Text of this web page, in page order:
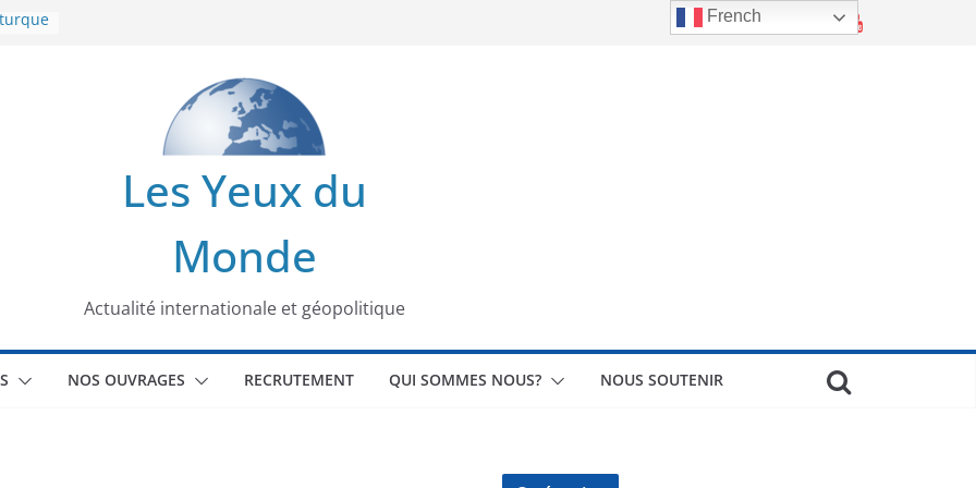
Les Yeux du
Monde
Actualité internationale et géopolitique
NOS OUVRAGES RECRUTEMENT QUI SOMMES NOUS? NOUS SOUTENIR
French